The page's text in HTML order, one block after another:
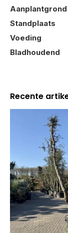
Aanplantgrond
Standplaats
Voeding
Bladhoudend
Recente